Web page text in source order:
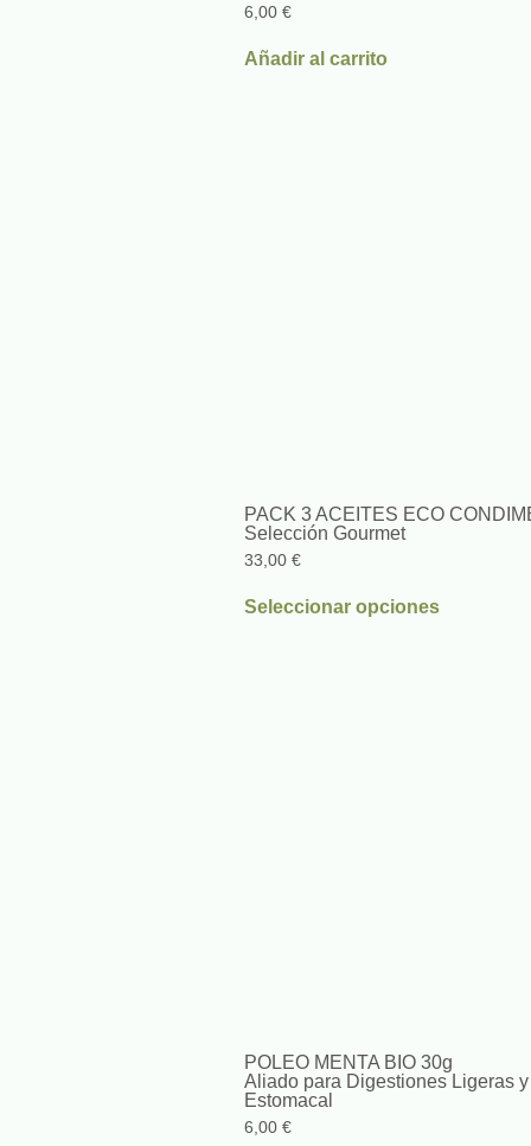
6,00 €
Añadir al carrito
PACK 3 ACEITES ECO
Selección Gourmet
33,00 €
Seleccionar opciones
POLEO MENTA BIO 30g
Aliado para Digestiones Ligeras
Estomacal
6,00 €